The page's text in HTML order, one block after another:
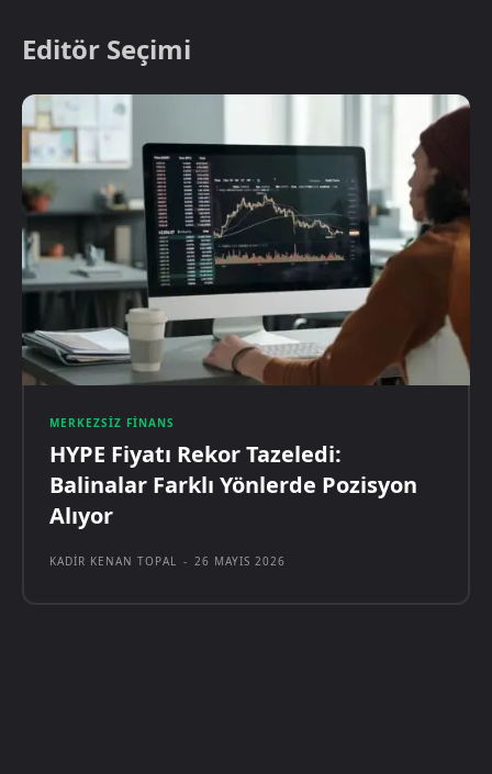
Editör Seçimi
MERKEZSIZ FINANS
HYPE Fiyatı Rekor Tazeledi:
Balinalar Farklı Yönlerde Pozisyon
Alıyor
KADIR KENAN TOPAL - 26 MAYIS 2026